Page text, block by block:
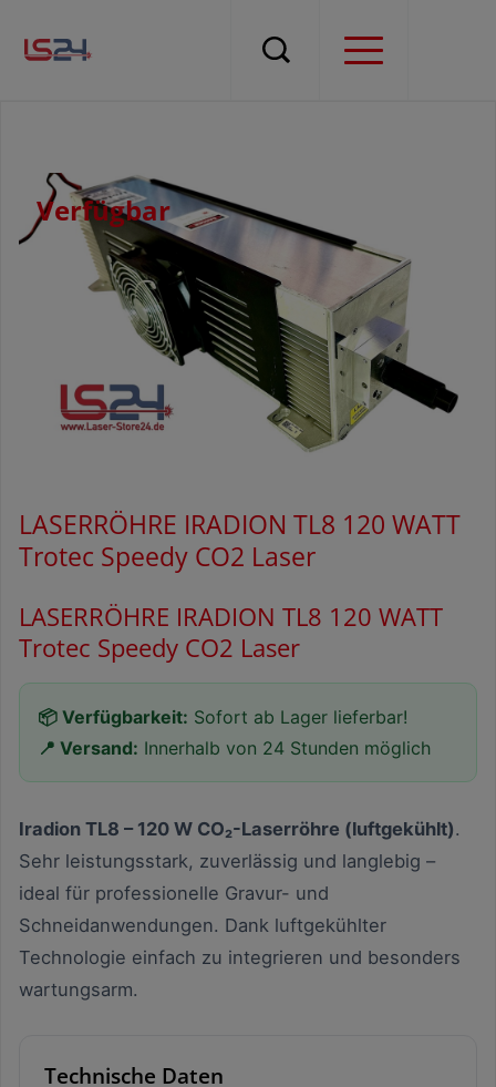
Verfügbar
LASERRÖHRE IRADION TL8 120 WATT
Trotec Speedy CO2 Laser
LASERRÖHRE IRADION TL8 120 WATT
Trotec Speedy CO2 Laser
📦 Verfügbarkeit: Sofort ab Lager lieferbar!
📍 Versand: Innerhalb von 24 Stunden möglich
Iradion TL8 – 120 W CO₂-Laserröhre (luftgekühlt).
Sehr leistungsstark, zuverlässig und langlebig –
ideal für professionelle Gravur- und
Schneidanwendungen. Dank luftgekühlter
Technologie einfach zu integrieren und besonders
wartungsarm.
Technische Daten